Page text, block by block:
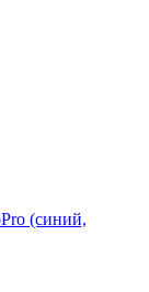
(синий,